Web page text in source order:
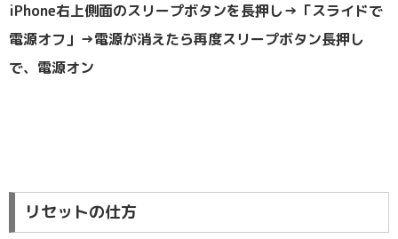
iPhone右上側面のスリープボタンを長押し→「スライドで
電源オフ」→電源が消えたら再度スリープボタン長押し
で、電源オン
リセットの仕方